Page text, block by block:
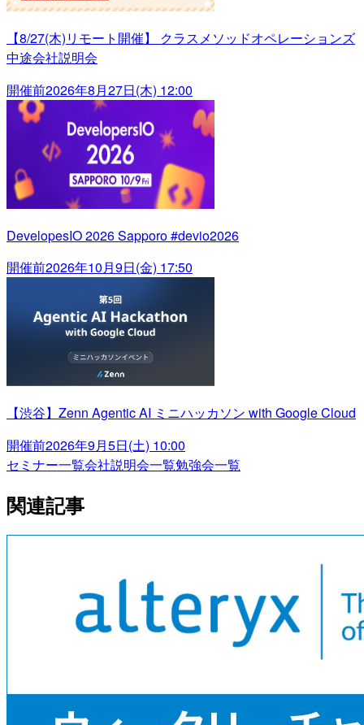
【8/27(木)リモート開催】 クラスメソッドオペレーションズ
中途会社説明会
開催前2026年8月27日(木) 12:00
DevelopesIO 2026 Sapporo #devio2026
開催前2026年10月9日(金) 17:50
【渋谷】Zenn Agentic AI ミニハッカソン with Google Cloud
開催前2026年9月5日(土) 10:00
セミナー一覧会社説明会一覧勉強会一覧
関連記事